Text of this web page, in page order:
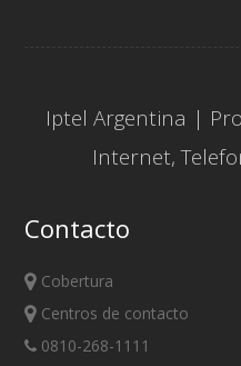
Iptel Argentina |
Internet,
Contacto
Cobertura
Centros de contacto
0810-268-1111